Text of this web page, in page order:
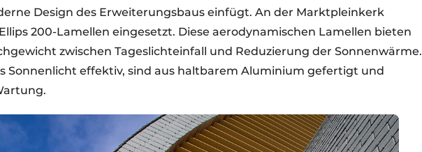
Design des Erweiterungsbaus einfügt. An der Marktpleinkerk
200-Lamellen eingesetzt. Diese aerodynamischen Lamellen bieten
zwischen Tageslichteinfall und Reduzierung der Sonnenwärme.
Sonnenlicht effektiv, sind aus haltbarem Aluminium gefertigt und